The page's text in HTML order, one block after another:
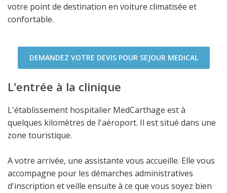
votre point de destination en voiture climatisée et
confortable.
DEMANDEZ VOTRE DEVIS POUR SEJOUR MEDICAL
L'entrée à la clinique
L'établissement hospitalier MedCarthage est à
quelques kilomètres de l'aéroport. Il est situé dans une
zone touristique.
A votre arrivée, une assistante vous accueille. Elle vous
accompagne pour les démarches administratives
d'inscription et veille ensuite à ce que vous soyez bien